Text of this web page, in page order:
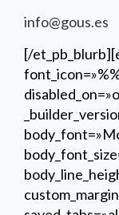
info@gous.es
[/